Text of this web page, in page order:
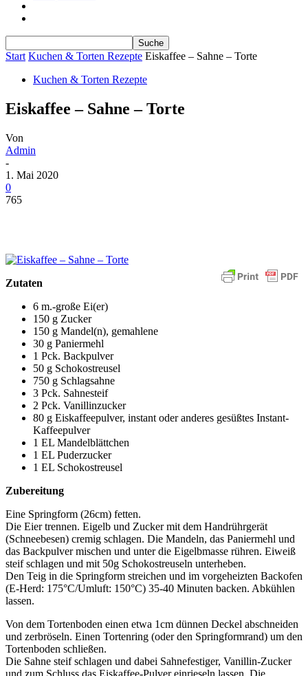
Start Kuchen & Torten Rezepte Eiskaffee – Sahne – Torte
Kuchen & Torten Rezepte
Eiskaffee – Sahne – Torte
Von
Admin
-
1. Mai 2020
0
765
Zutaten
6 m.-große Ei(er)
150 g Zucker
150 g Mandel(n), gemahlene
30 g Paniermehl
1 Pck. Backpulver
50 g Schokostreusel
750 g Schlagsahne
3 Pck. Sahnesteif
2 Pck. Vanillinzucker
80 g Eiskaffeepulver, instant oder anderes gesüßtes Instant-
Kaffeepulver
1 EL Mandelblättchen
1 EL Puderzucker
1 EL Schokostreusel
Zubereitung
Eine Springform (26cm) fetten.
Die Eier trennen. Eigelb und Zucker mit dem Handrührgerät
(Schneebesen) cremig schlagen. Die Mandeln, das Paniermehl und
das Backpulver mischen und unter die Eigelbmasse rühren. Eiweiß
steif schlagen und mit 50g Schokostreuseln unterheben.
Den Teig in die Springform streichen und im vorgeheizten Backofen
(E-Herd: 175°C/Umluft: 150°C) 35-40 Minuten backen. Abkühlen
lassen.
Von dem Tortenboden einen etwa 1cm dünnen Deckel abschneiden
und zerbröseln. Einen Tortenring (oder den Springformrand) um den
Tortenboden schließen.
Die Sahne steif schlagen und dabei Sahnefestiger, Vanillin-Zucker
und zum Schluss das Eiskaffee-Pulver einrieseln lassen. Die